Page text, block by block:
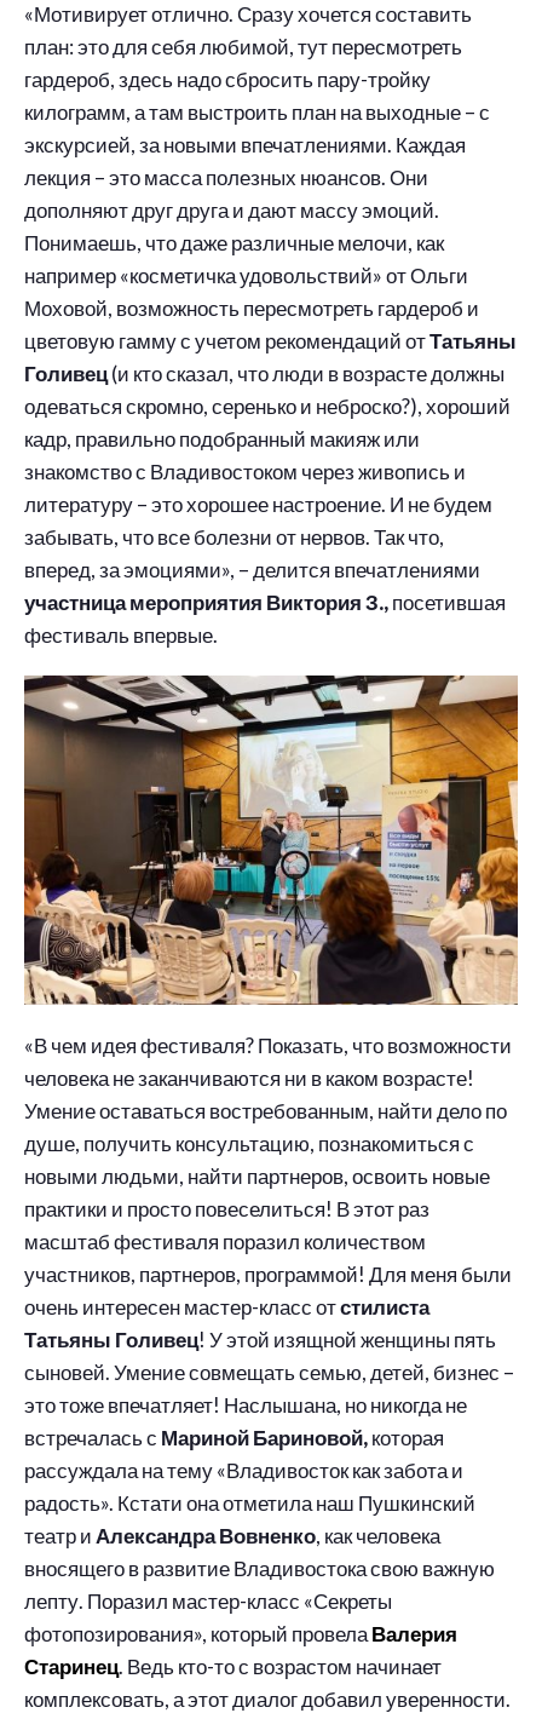
«Мотивирует отлично. Сразу хочется составить
план: это для себя любимой, тут пересмотреть
гардероб, здесь надо сбросить пару-тройку
килограмм, а там выстроить план на выходные – с
экскурсией, за новыми впечатлениями. Каждая
лекция – это масса полезных нюансов. Они
дополняют друг друга и дают массу эмоций.
Понимаешь, что даже различные мелочи, как
например «косметичка удовольствий» от Ольги
Моховой, возможность пересмотреть гардероб и
цветовую гамму с учетом рекомендаций отТатьяны
Голивец(и кто сказал, что люди в возрасте должны
одеваться скромно, серенько и неброско?), хороший
кадр, правильно подобранный макияж или
знакомство с Владивостоком через живопись и
литературу – это хорошее настроение. И не будем
забывать, что все болезни от нервов. Так что,
вперед, за эмоциями», – делится впечатлениями
участница мероприятия Виктория З.,посетившая
фестиваль впервые.
«В чем идея фестиваля? Показать, что возможности
человека не заканчиваются ни в каком возрасте!
Умение оставаться востребованным, найти дело по
душе, получить консультацию, познакомиться с
новыми людьми, найти партнеров, освоить новые
практики и просто повеселиться! В этот раз
масштаб фестиваля поразил количеством
участников, партнеров, программой! Для меня были
очень интересен мастер-класс отстилиста
Татьяны Голивец! У этой изящной женщины пять
сыновей. Умение совмещать семью, детей, бизнес –
это тоже впечатляет! Наслышана, но никогда не
встречалась с Мариной Бариновой,которая
рассуждала на тему «Владивосток как забота и
радость». Кстати она отметила наш Пушкинский
театр и Александра Вовненко, как человека
вносящего в развитие Владивостока свою важную
лепту. Поразил мастер-класс «Секреты
фотопозирования», который провелаВалерия
Старинец. Ведь кто-то с возрастом начинает
комплексовать, а этот диалог добавил уверенности.